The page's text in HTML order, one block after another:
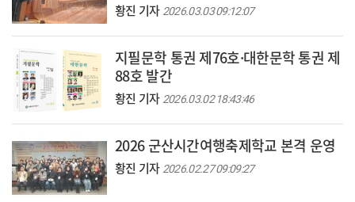
황진 기자 2026.03.03 09:12:07
지필문학 통권 제76호·대한문학 통권 제
88호 발간
황진 기자 2026.03.02 18:43:46
2026 군산시간여행축제학교 본격 운영
황진 기자 2026.02.27 09:09:27